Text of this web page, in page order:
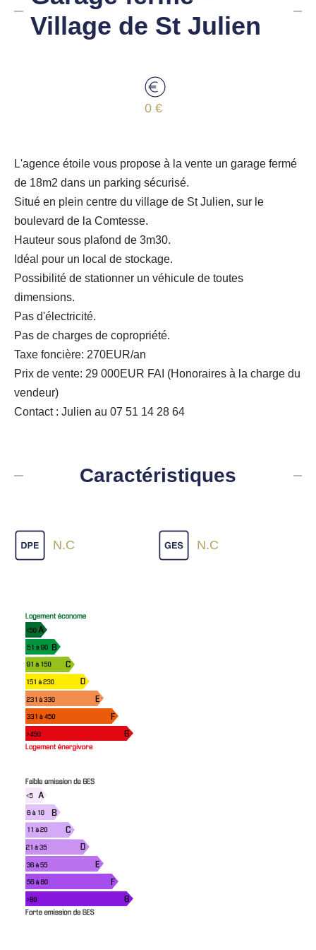
Village de St Julien
0 €
L'agence étoile vous propose à la vente un garage fermé
de 18m2 dans un parking sécurisé.
Situé en plein centre du village de St Julien, sur le
boulevard de la Comtesse.
Hauteur sous plafond de 3m30.
Idéal pour un local de stockage.
Possibilité de stationner un véhicule de toutes
dimensions.
Pas d'électricité.
Pas de charges de copropriété.
Taxe foncière: 270EUR/an
Prix de vente: 29 000EUR FAI (Honoraires à la charge du
vendeur)
Contact : Julien au 07 51 14 28 64
Caractéristiques
N.C N.C